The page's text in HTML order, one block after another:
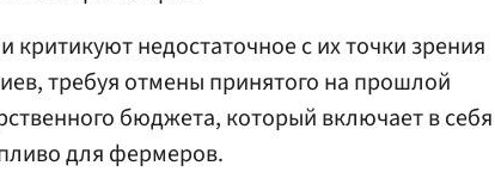
недостаточное с их точки зрения
требуя отмены принятого на прошлой
бюджета, который включает в себя
для фермеров.